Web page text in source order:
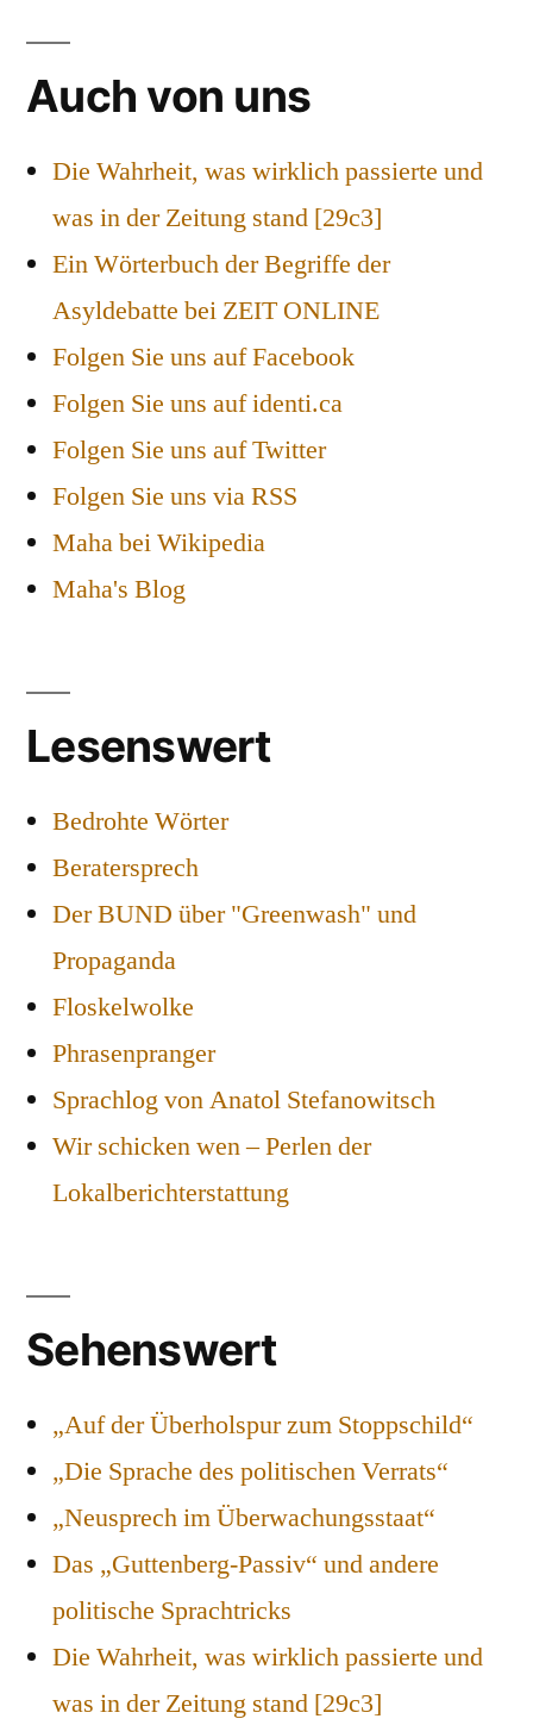
Auch von uns
Die Wahrheit, was wirklich passierte und
was in der Zeitung stand [29c3]
Ein Wörterbuch der Begriffe der
Asyldebatte bei ZEIT ONLINE
Folgen Sie uns auf Facebook
Folgen Sie uns auf identi.ca
Folgen Sie uns auf Twitter
Folgen Sie uns via RSS
Maha bei Wikipedia
Maha's Blog
Lesenswert
Bedrohte Wörter
Beratersprech
Der BUND über "Greenwash" und
Propaganda
Floskelwolke
Phrasenpranger
Sprachlog von Anatol Stefanowitsch
Wir schicken wen – Perlen der
Lokalberichterstattung
Sehenswert
„Auf der Überholspur zum Stoppschild“
„Die Sprache des politischen Verrats“
„Neusprech im Überwachungsstaat“
Das „Guttenberg-Passiv“ und andere
politische Sprachtricks
Die Wahrheit, was wirklich passierte und
was in der Zeitung stand [29c3]